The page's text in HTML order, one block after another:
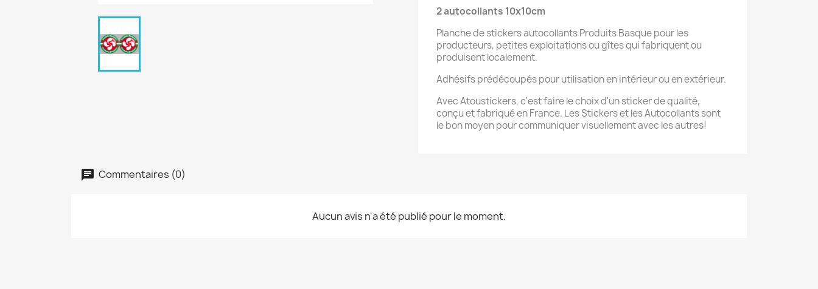
2 autocollants 10x10cm
Planche de stickers autocollants Produits Basque pour les
producteurs, petites exploitations ou gîtes qui fabriquent ou
produisent localement.
Adhésifs prédécoupés pour utilisation en intérieur ou en extérieur.
Avec Atoustickers, c'est faire le choix d'un sticker de qualité,
conçu et fabriqué en France. Les Stickers et les Autocollants sont
le bon moyen pour communiquer visuellement avec les autres!
Commentaires (0)
Aucun avis n'a été publié pour le moment.